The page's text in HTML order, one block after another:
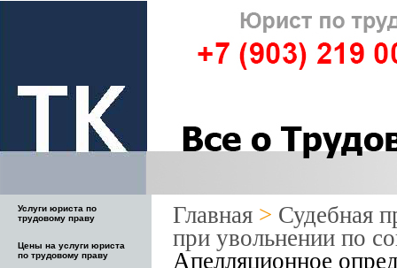
Услуги юриста по
трудовому праву
Цены на услуги юриста
по трудовому праву
Главная > Судебная
при увольнении по
Апелляционное